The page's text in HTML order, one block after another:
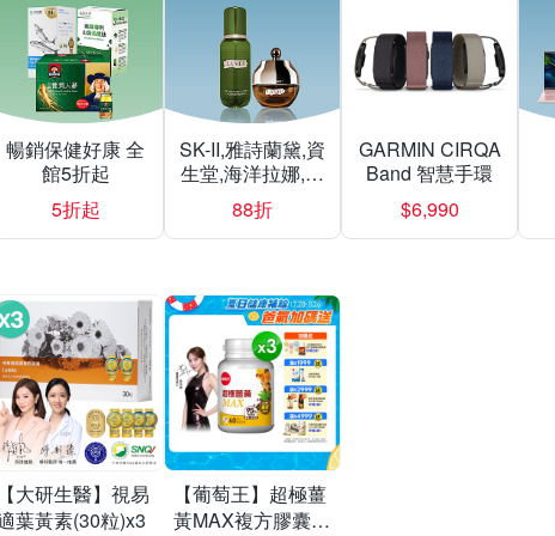
暢銷保健好康 全
館5折起
5折起
SK-II,雅詩蘭黛,資
生堂,海洋拉娜,赫
蓮娜▼結帳再折
88折
GARMIN CIRQA
Band 智慧手環
$6,990
【大研生醫】視易
葉黃素(30粒)x3
【葡萄王】超極薑
黃MAX複方膠囊